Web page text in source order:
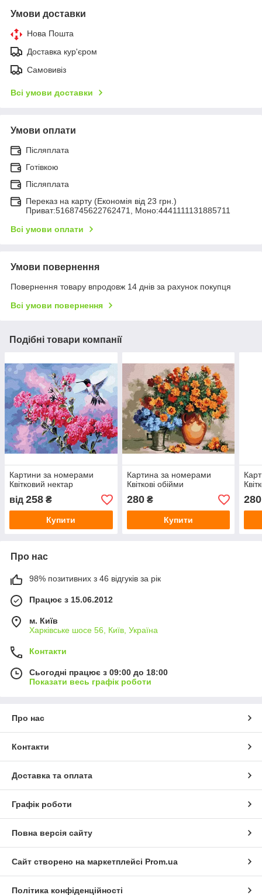
Умови доставки
Нова Пошта
Доставка кур'єром
Самовивіз
Всі умови доставки
Умови оплати
Післяплата
Готівкою
Післяплата
Переказ на карту (Економія від 23 грн.)
Приват:5168745622762471, Моно:4441111131885711
Всі умови оплати
Умови повернення
Повернення товару впродовж 14 днів за рахунок покупця
Всі умови повернення
Подібні товари компанії
Картини за номерами
Квітковий нектар
від 258 ₴
Купити
Картина за номерами
Квіткові обійми
280₴
Купити
280
Про нас
98% позитивних з 46 відгуків за рік
Працює з 15.06.2012
м. Київ
Харківське шосе 56, Київ, Україна
Контакти
Сьогодні працює з 09:00 до 18:00
Показати весь графік роботи
Про нас
Контакти
Доставка та оплата
Графік роботи
Повна версія сайту
Сайт створено на маркетплейсі Prom.ua
Політика конфіденційності